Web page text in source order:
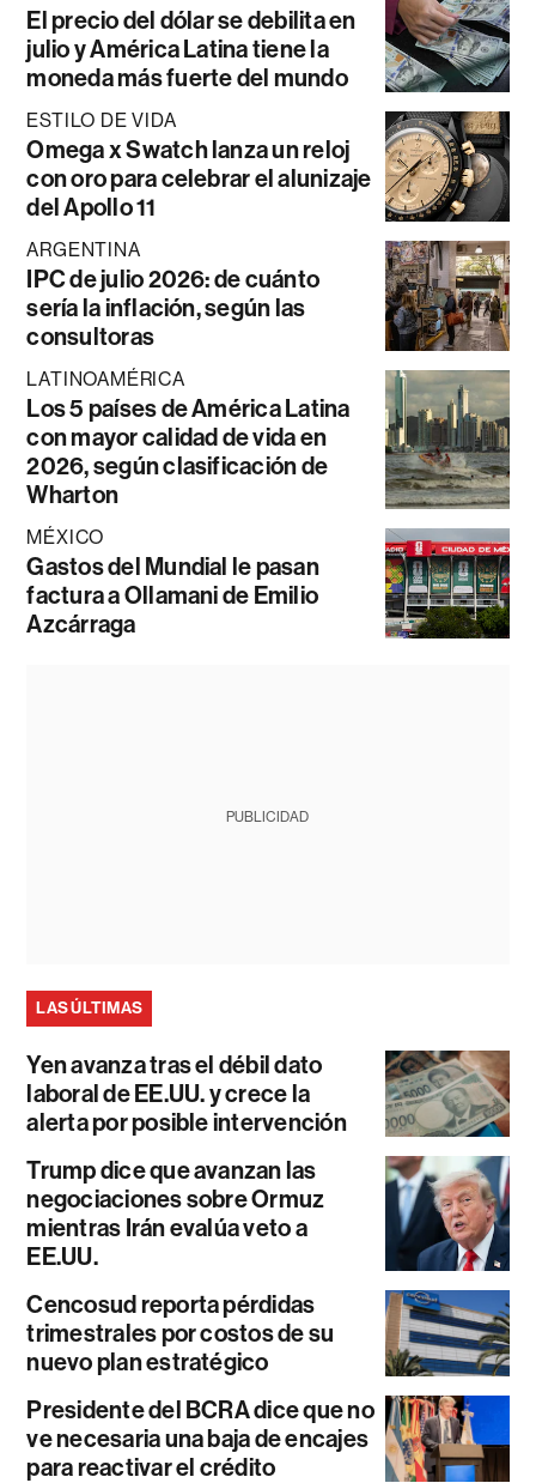
El precio del dólar se debilita en
julio y América Latina tiene la
moneda más fuerte del mundo
ESTILO DE VIDA
Omega x Swatch lanza un reloj
con oro para celebrar el alunizaje
del Apollo 11
ARGENTINA
IPC de julio 2026: de cuánto
sería la inflación, según las
consultoras
LATINOAMÉRICA
Los 5 países de América Latina
con mayor calidad de vida en
2026, según clasificación de
Wharton
MÉXICO
Gastos del Mundial le pasan
factura a Ollamani de Emilio
Azcárraga
PUBLICIDAD
LAS ÚLTIMAS
Yen avanza tras el débil dato
laboral de EE.UU. y crece la
alerta por posible intervención
Trump dice que avanzan las
negociaciones sobre Ormuz
mientras Irán evalúa veto a
EE.UU.
Cencosud reporta pérdidas
trimestrales por costos de su
nuevo plan estratégico
Presidente del BCRA dice que no
ve necesaria una baja de encajes
para reactivar el crédito